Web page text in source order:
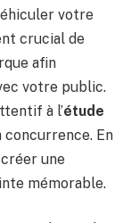
votre
crucial de
afin
votre public.
à l’étude
concurrence. En
une
mémorable.